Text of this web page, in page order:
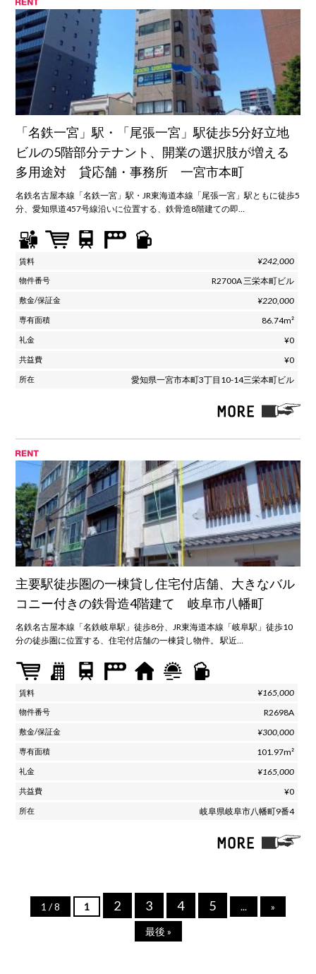
「名鉄一宮」駅・「尾張一宮」駅徒歩5分好立地
ビルの5階部分テナント、開業の選択肢が増える
多用途対 貸応舗・事務所 一宮市本町
名鉄名古屋本線「名鉄一宮」駅・JR東海道本線「尾張一宮」駅ともに徒歩5
分、愛知県道457号線沿いに位置する、鉄骨造8階建ての即…
¥242,000
R2700A 三栄本町ビル
¥220,000
86.74m²
¥0
¥0
愛知県一宮市本町3丁目10-14三栄本町ビル
主要駅徒歩圏の一棟貸し住宅付店舗、大きなバル
コニー付きの鉄骨造4階建て 岐阜市八幡町
名鉄名古屋本線「名鉄岐阜駅」徒歩8分、JR東海道本線「岐阜駅」徒歩10
分の徒歩圏に位置する、住宅付店舗の一棟貸し物件。 駅近…
¥165,000
R2698A
¥300,000
101.97m²
¥165,000
¥0
岐阜県岐阜市八幡町9番4
1 / 8 1 2 3 4 5 ... »
最後 »